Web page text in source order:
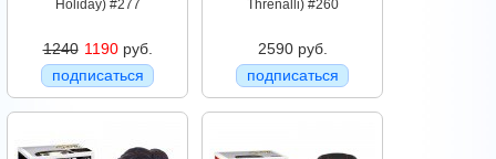
Holiday) #277
1240 1190руб.
подписаться
Threnalli) #260
2590 руб.
подписаться